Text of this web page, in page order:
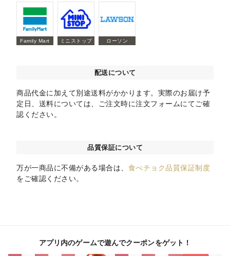
Family Mart ミニストップ ローソン
配送について
商品代金に加えて別途送料がかかります。実際のお届け予
定日、送料については、ご注文時に注文フォームにてご確
認ください。
品質保証について
万が一商品に不備がある場合は、 食べチョク品質保証制度
をご確認ください。
アプリ内のゲームで遊んでクーポンをゲット！